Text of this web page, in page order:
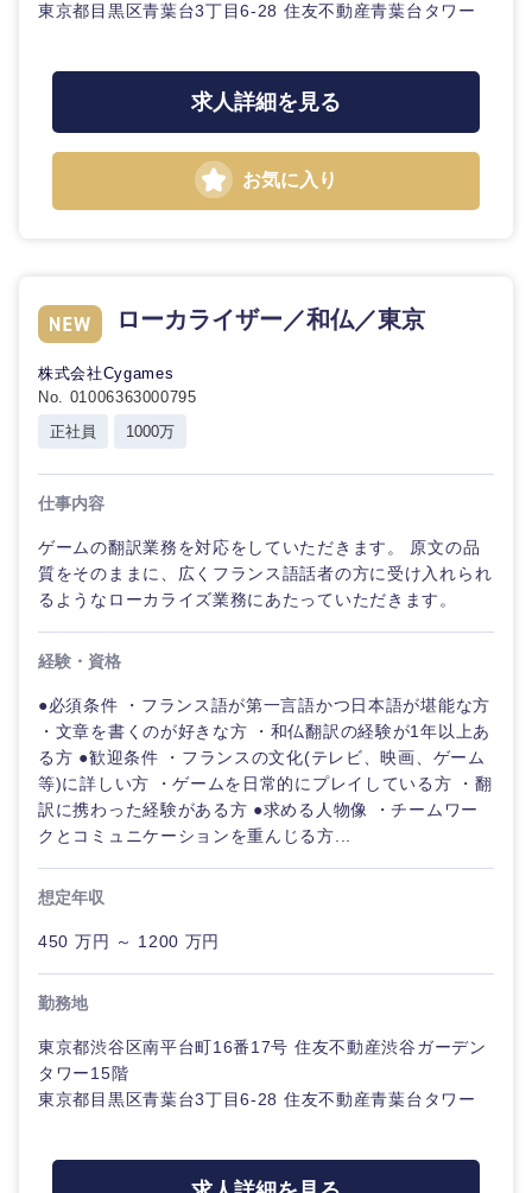
東京都目黒区青葉台3丁目6-28 住友不動産青葉台タワー
求人詳細を見る
お気に入り
ローカライザー／和仏／東京
株式会社Cygames
No. 01006363000795
正社員
1000万
仕事内容
ゲームの翻訳業務を対応をしていただきます。 原文の品
質をそのままに、広くフランス語話者の方に受け入れられ
るようなローカライズ業務にあたっていただきます。
経験・資格
●必須条件 ・フランス語が第一言語かつ日本語が堪能な方
・文章を書くのが好きな方 ・和仏翻訳の経験が1年以上あ
る方 ●歓迎条件 ・フランスの文化(テレビ、映画、ゲーム
等)に詳しい方 ・ゲームを日常的にプレイしている方 ・翻
訳に携わった経験がある方 ●求める人物像 ・チームワー
クとコミュニケーションを重んじる方...
想定年収
450 万円 ～ 1200 万円
勤務地
東京都渋谷区南平台町16番17号 住友不動産渋谷ガーデン
タワー15階
東京都目黒区青葉台3丁目6-28 住友不動産青葉台タワー